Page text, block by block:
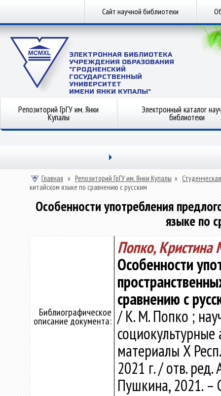
Сайт научной библиотеки
ЭЛЕКТРОННАЯ БИБЛИОТЕКА
УЧРЕЖДЕНИЯ ОБРАЗОВАНИЯ
"ГРОДНЕНСКИЙ
ГОСУДАРСТВЕННЫЙ
УНИВЕРСИТЕТ
ИМЕНИ ЯНКИ КУПАЛЫ"
Репозиторий ГрГУ им. Янки
Купалы
Электронный каталог
библиотеки
Главная » Репозиторий ГрГУ им. Янки Купалы »
китайском языке по сравнению с русским
Особенности употребления
языке по
Библиографическое
описание документа:
Попко, Кристина
Особенности
сравнению с
/ К. М. Попко ;
материалы X
2021 г. / отв.
Пушкина, 2021. –